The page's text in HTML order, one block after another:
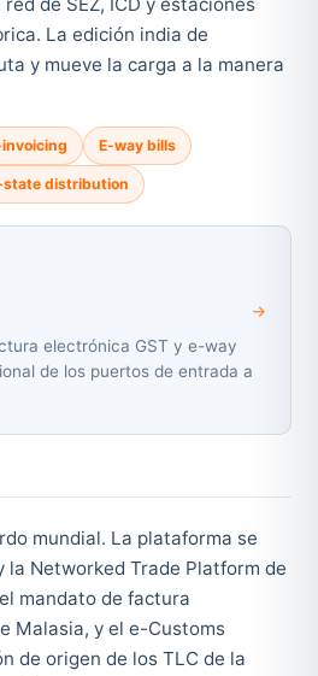
La edición india de
y mueve la carga a la manera
invoicing E-way bills
distribution
electrónica GST y e-way
de los puertos de entrada a
mundial. La plataforma se
la Networked Trade Platform de
mandato de factura
Malasia, y el e-Customs
de origen de los TLC de la